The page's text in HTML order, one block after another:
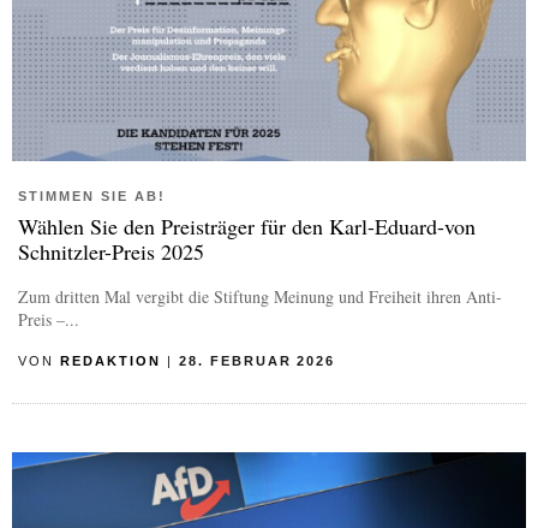
STIMMEN SIE AB!
Wählen Sie den Preisträger für den Karl-Eduard-von
Schnitzler-Preis 2025
Zum dritten Mal vergibt die Stiftung Meinung und Freiheit ihren Anti-
Preis –...
VON REDAKTION | 28. FEBRUAR 2026